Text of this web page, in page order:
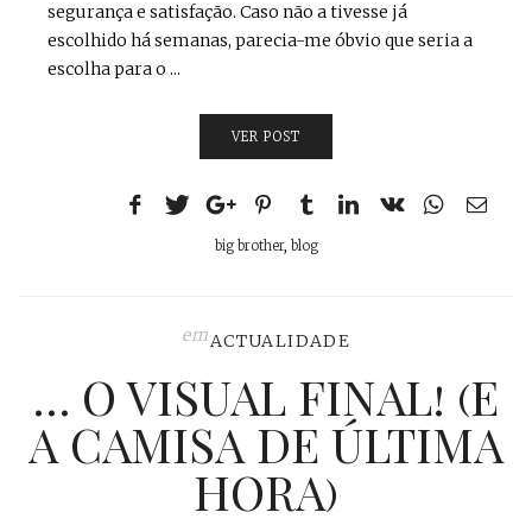
segurança e satisfação. Caso não a tivesse já
escolhido há semanas, parecia-me óbvio que seria a
escolha para o ...
VER POST
big brother, blog
emACTUALIDADE
… O VISUAL FINAL! (E
A CAMISA DE ÚLTIMA
HORA)